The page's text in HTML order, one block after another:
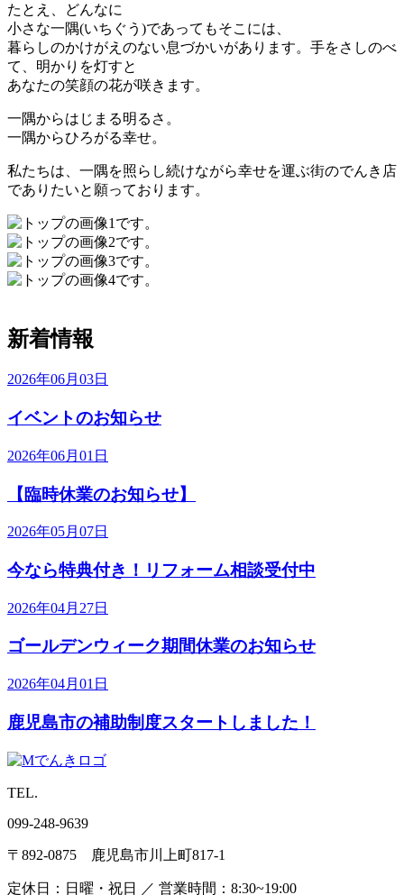
たとえ、どんなに
小さな一隅(いちぐう)であってもそこには、
暮らしのかけがえのない息づかいがあります。手をさしのべ
て、明かりを灯すと
あなたの笑顔の花が咲きます。
一隅からはじまる明るさ。
一隅からひろがる幸せ。
私たちは、一隅を照らし続けながら幸せを運ぶ街のでんき店
でありたいと願っております。
新着情報
2026年06月03日
イベントのお知らせ
2026年06月01日
【臨時休業のお知らせ】
2026年05月07日
今なら特典付き！リフォーム相談受付中
2026年04月27日
ゴールデンウィーク期間休業のお知らせ
2026年04月01日
鹿児島市の補助制度スタートしました！
TEL.
099-248-9639
〒892-0875 鹿児島市川上町817-1
定休日：日曜・祝日 ／ 営業時間：8:30~19:00